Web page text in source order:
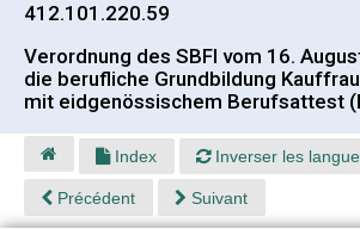
412.101.220.59
Verordnung des SBFI vom 16.
die berufliche Grundbildung
mit eidgenössischem Berufsattest
Index Inverser les
Précédent Suivant